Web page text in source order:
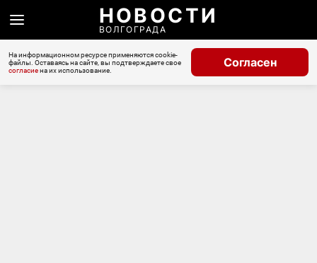
НОВОСТИ
ВОЛГОГРАДА
На информационном ресурсе применяются cookie-
файлы. Оставаясь на сайте, вы подтверждаете свое
согласиена их использование.
Согласен